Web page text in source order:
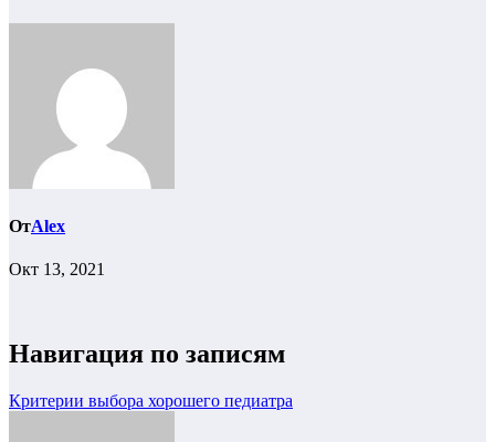
ОтAlex
Окт 13, 2021
Навигация по записям
Критерии выбора хорошего педиатра